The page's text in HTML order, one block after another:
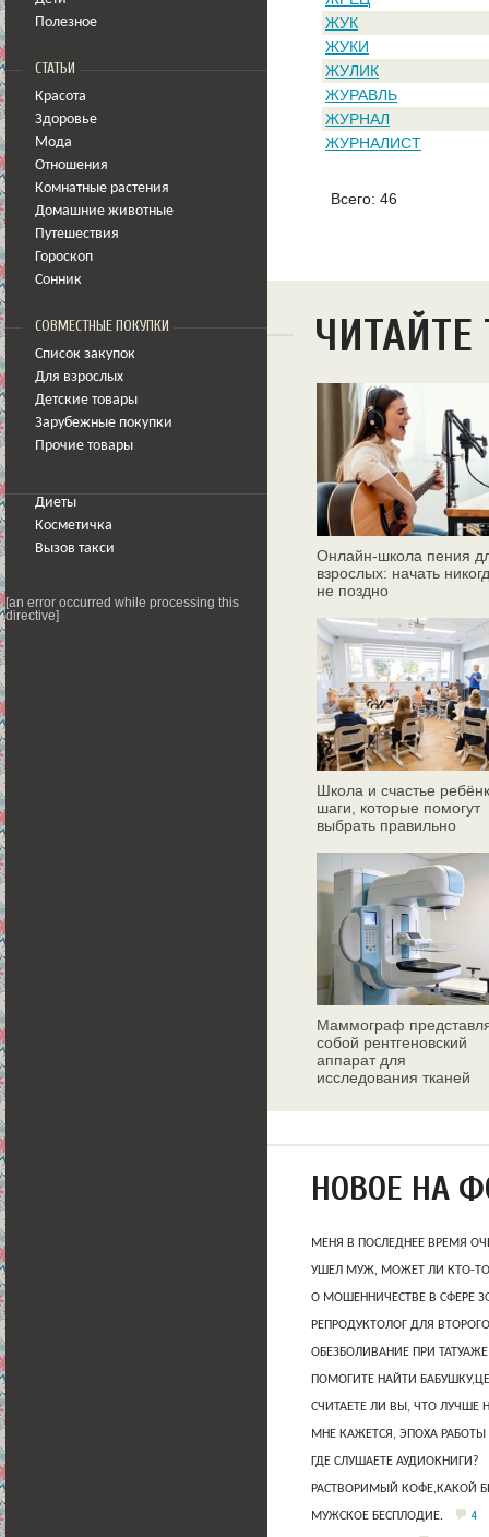
Полезное
СТАТЬИ
Красота
Здоровье
Мода
Отношения
Комнатные растения
Домашние животные
Путешествия
Гороскоп
Сонник
СОВМЕСТНЫЕ ПОКУПКИ
Список закупок
Для взрослых
Детские товары
Зарубежные покупки
Прочие товары
Диеты
Косметичка
Вызов такси
[an error occurred while processing this
directive]
ЖУК
ЖУКИ
ЖУЛИК
ЖУРАВЛЬ
ЖУРНАЛ
ЖУРНАЛИСТ
Всего: 46
Онлайн‑школа пения
взрослых: начать
не поздно
Школа и счастье
шаги, которые помогут
выбрать правильно
Маммограф
собой рентгеновский
аппарат для
исследования тканей
НОВОЕ НА
МЕНЯ В ПОСЛЕДНЕЕ ВРЕМЯ
УШЕЛ МУЖ, МОЖЕТ ЛИ КТО-ТО
О МОШЕННИЧЕСТВЕ В СФЕРЕ
РЕПРОДУКТОЛОГ ДЛЯ
ОБЕЗБОЛИВАНИЕ ПРИ
ПОМОГИТЕ НАЙТИ
СЧИТАЕТЕ ЛИ ВЫ, ЧТО ЛУЧШЕ
МНЕ КАЖЕТСЯ, ЭПОХА
ГДЕ СЛУШАЕТЕ АУДИОКНИГИ?
РАСТВОРИМЫЙ КОФЕ,КАКОЙ
МУЖСКОЕ БЕСПЛОДИЕ.
4